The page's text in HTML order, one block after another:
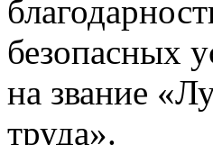
безопасных
на звание
труда».